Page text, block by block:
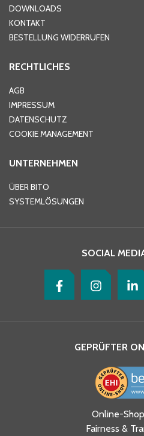
Ort*
Telefon
Ja, ich habe die
DOWNLOADS
KONTAKT
BESTELLUNG WIDERRUFEN
RECHTLICHES
AGB
IMPRESSUM
DATENSCHUTZ
COOKIE MANAGEMENT
UNTERNEHMEN
ÜBER BITO
SYSTEMLÖSUNGEN
SOCIAL
GEPRÜFTER
Online-
Fairness &